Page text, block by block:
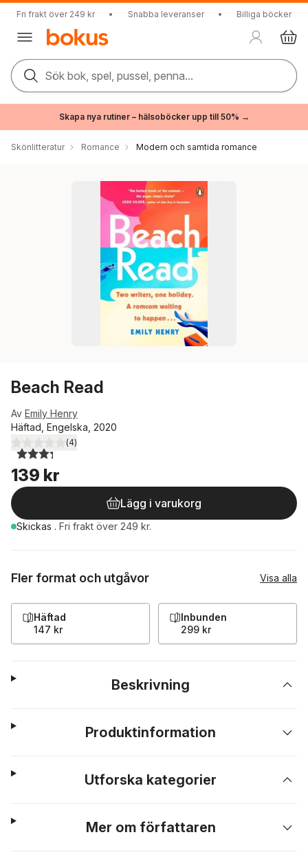
Fri frakt över 249 kr • Snabba leveranser • Billiga böcker
Sök bok, spel, pussel, penna...
Skapa nya rutiner – hälsoböcker upp till 50% →
Skönlitteratur Romance Modern och samtida romance
Beach Read
Av Emily Henry
Häftad, Engelska, 2020
3,3utav 5 stjärnor. Totalt antal röster:
(4)
139 kr
Lägg i varukorg
Skickas . Fri frakt över 249 kr.
Fler format och utgåvor Visa alla
Häftad
147 kr
Inbunden
299 kr
Beskrivning
Produktinformation
Utforska kategorier
Mer om författaren